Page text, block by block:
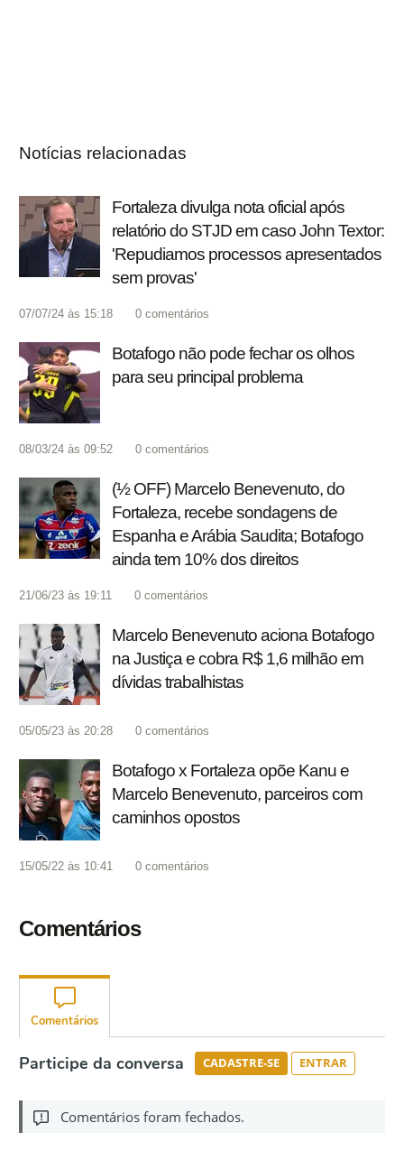
Notícias relacionadas
Fortaleza divulga nota oficial após
relatório do STJD em caso John Textor:
'Repudiamos processos apresentados
sem provas'
07/07/24 às 15:18 0 comentários
Botafogo não pode fechar os olhos
para seu principal problema
08/03/24 às 09:52 0 comentários
(½ OFF) Marcelo Benevenuto, do
Fortaleza, recebe sondagens de
Espanha e Arábia Saudita; Botafogo
ainda tem 10% dos direitos
21/06/23 às 19:11 0 comentários
Marcelo Benevenuto aciona Botafogo
na Justiça e cobra R$ 1,6 milhão em
dívidas trabalhistas
05/05/23 às 20:28 0 comentários
Botafogo x Fortaleza opõe Kanu e
Marcelo Benevenuto, parceiros com
caminhos opostos
15/05/22 às 10:41 0 comentários
Comentários